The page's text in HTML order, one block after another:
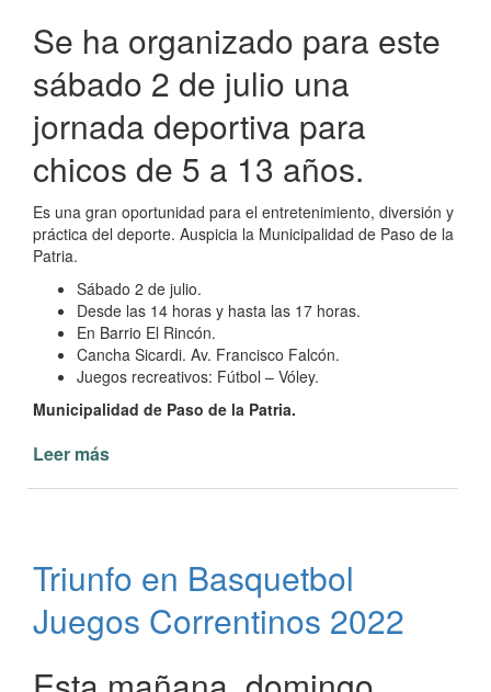
Se ha organizado para este
sábado 2 de julio una
jornada deportiva para
chicos de 5 a 13 años.
Es una gran oportunidad para el entretenimiento, diversión y
práctica del deporte. Auspicia la Municipalidad de Paso de la
Patria.
Sábado 2 de julio.
Desde las 14 horas y hasta las 17 horas.
En Barrio El Rincón.
Cancha Sicardi. Av. Francisco Falcón.
Juegos recreativos: Fútbol – Vóley.
Municipalidad de Paso de la Patria.
Leer más
El
Rincón
de
Triunfo en Basquetbol
Juegos Correntinos 2022